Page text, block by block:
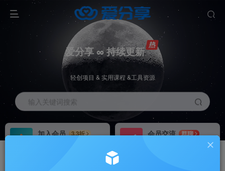
爱分享 ∞ 持续更新
轻创项目 & 实用课程 &工具资源
输入关键词搜索
加入会员
3.3折
会员交流
群聊